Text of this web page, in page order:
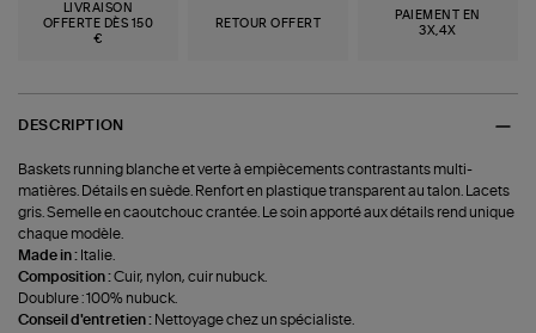
LIVRAISON
OFFERTE DÈS 150
€
RETOUR OFFERT
PAIEMENT EN
3X,4X
DESCRIPTION
Baskets running blanche et verte à empiècements contrastants multi-
matières. Détails en suède. Renfort en plastique transparent au talon. Lacets
gris. Semelle en caoutchouc crantée. Le soin apporté aux détails rend unique
chaque modèle.
Made in : Italie.
Composition :Cuir, nylon, cuir nubuck.
Doublure : 100% nubuck.
Conseil d'entretien : Nettoyage chez un spécialiste.